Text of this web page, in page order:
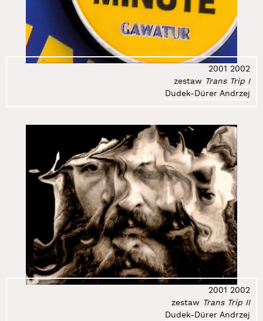
2001 2002
zestaw Trans Trip I
Dudek-Dürer Andrzej
2001 2002
zestaw Trans Trip II
Dudek-Dürer Andrzej